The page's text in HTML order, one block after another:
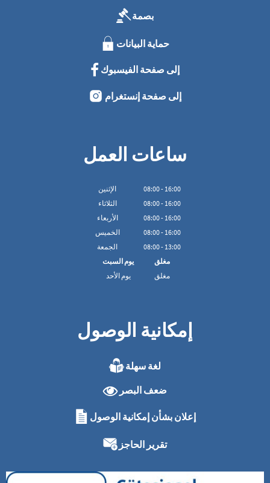
بصمة
حماية البيانات
إلى صفحة الفيسبوك
إلى صفحة إنستغرام
ساعات العمل
الإثنين 08:00- 16:00
الثلاثاء
08:00- 16:00
الأربعاء
08:00- 16:00
الخميس
08:00- 16:00
الجمعة
08:00- 13:00
يوم السبت
مغلق
يوم الأحد
مغلق
إمكانية الوصول
لغة سهلة
ضعف البصر
إعلان بشأن إمكانية الوصول
تقرير الحاجز